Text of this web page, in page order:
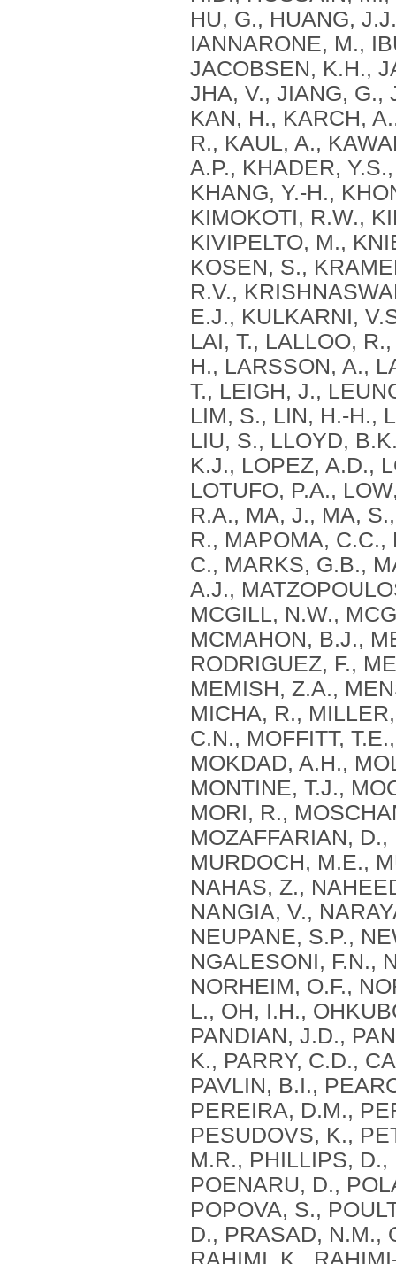
HU, G., HUANG,
IANNARONE, M.,
JACOBSEN, K.H.,
JHA, V., JIANG, G.,
KAN, H., KARCH,
R., KAUL, A.,
A.P., KHADER,
KHANG, Y.-H.,
KIMOKOTI, R.W.,
KIVIPELTO, M.,
KOSEN, S.,
R.V.,
E.J., KULKARNI,
LAI, T., LALLOO,
H., LARSSON, A.,
T., LEIGH, J.,
LIM, S., LIN, H.-H.,
LIU, S., LLOYD,
K.J., LOPEZ, A.D.,
LOTUFO, P.A.,
R.A., MA, J., MA,
R., MAPOMA, C.C.,
C., MARKS, G.B.,
A.J.,
MCGILL, N.W.,
MCMAHON, B.J.,
RODRIGUEZ, F.,
MEMISH, Z.A.,
MICHA, R.,
C.N., MOFFITT,
MOKDAD, A.H.,
MONTINE, T.J.,
MORI, R.,
MOZAFFARIAN,
MURDOCH, M.E.,
NAHAS, Z.,
NANGIA, V.,
NEUPANE, S.P.,
NGALESONI, F.N.,
NORHEIM, O.F.,
L., OH, I.H.,
PANDIAN, J.D.,
K., PARRY, C.D.,
PAVLIN, B.I.,
PEREIRA, D.M.,
PESUDOVS, K.,
M.R., PHILLIPS,
POENARU, D.,
POPOVA, S.,
D., PRASAD, N.M.,